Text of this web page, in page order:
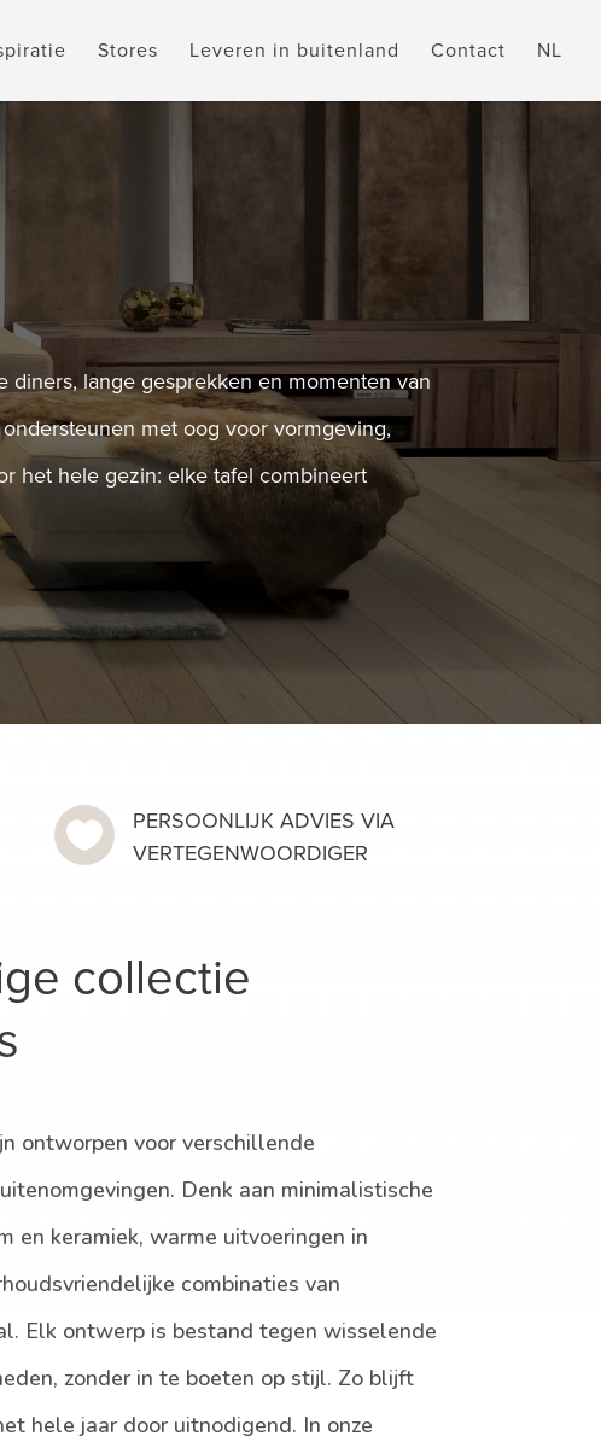
Stores Leveren in buitenland Contact NL
diners, lange gesprekken en momenten van
met oog voor vormgeving,
het hele gezin: elke tafel combineert

PERSOONLIJK ADVIES VIA
VERTEGENWOORDIGER
collectie
ontworpen voor verschillende
Denk aan minimalistische
en keramiek, warme uitvoeringen in
combinaties van
Elk ontwerp is bestand tegen wisselende
zonder in te boeten op stijl. Zo blijft
hele jaar door uitnodigend. In onze